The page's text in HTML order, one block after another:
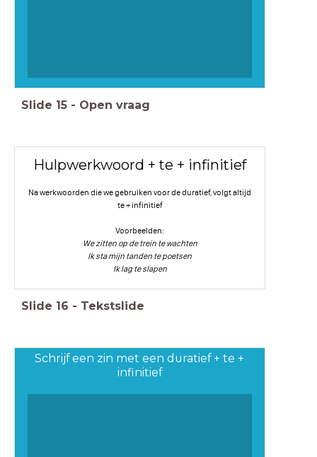
Slide 15 - Open vraag
Hulpwerkwoord + te + infinitief
Na werkwoorden die we gebruiken voor de duratief, volgt altijd
te + infinitief
Voorbeelden:
We zitten op de trein te wachten
Ik sta mijn tanden te poetsen
Ik lag te slapen
Slide 16 - Tekstslide
Schrijf een zin met een duratief + te +
infinitief